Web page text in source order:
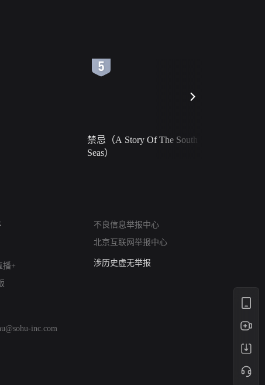
禁忌（A Story Of The South
Seas）
播+
不良信息举报中心
北京互联网举报中心
亚运会举报专区
涉历史虚无举报
inc.com